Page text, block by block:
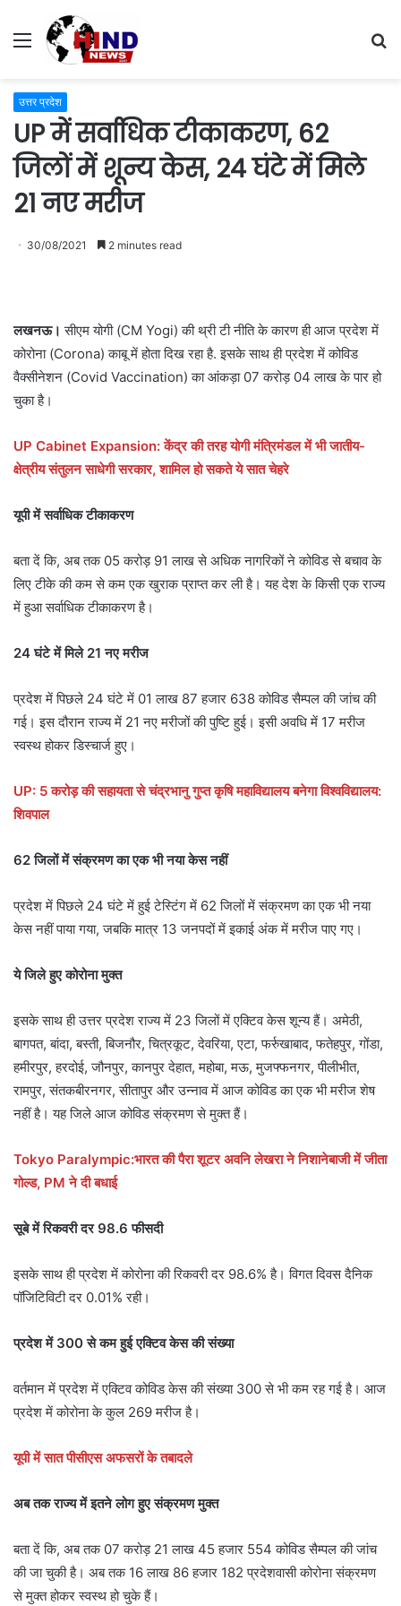
Menu
उत्तर प्रदेश
UP में सर्वाधिक टीकाकरण, 62
जिलों में शून्य केस, 24 घंटे में मिले
21 नए मरीज
30/08/2021 2 minutes read
लखनऊ।सीएम योगी (CM Yogi) की थ्री टी नीति के कारण ही आज प्रदेश में
कोरोना (Corona) काबू में होता दिख रहा है. इसके साथ ही प्रदेश में कोविड
वैक्सीनेशन (Covid Vaccination) का आंकड़ा 07 करोड़ 04 लाख के पार हो
चुका है।
UP Cabinet Expansion: केंद्र की तरह योगी मंत्रिमंडल में भी जातीय-
क्षेत्रीय संतुलन साधेगी सरकार, शामिल हो सकते ये सात चेहरे
यूपी में सर्वाधिक टीकाकरण
बता दें कि, अब तक 05 करोड़ 91 लाख से अधिक नागरिकों ने कोविड से बचाव के
लिए टीके की कम से कम एक खुराक प्राप्त कर ली है। यह देश के किसी एक राज्य
में हुआ सर्वाधिक टीकाकरण है।
24 घंटे में मिले 21 नए मरीज
प्रदेश में पिछले 24 घंटे में 01 लाख 87 हजार 638 कोविड सैम्पल की जांच की
गई। इस दौरान राज्य में 21 नए मरीजों की पुष्टि हुई। इसी अवधि में 17 मरीज
स्वस्थ होकर डिस्चार्ज हुए।
UP: 5 करोड़ की सहायता से चंद्रभानु गुप्त कृषि महाविद्यालय बनेगा विश्वविद्यालय:
शिवपाल
62 जिलों में संक्रमण का एक भी नया केस नहीं
प्रदेश में पिछले 24 घंटे में हुई टेस्टिंग में 62 जिलों में संक्रमण का एक भी नया
केस नहीं पाया गया, जबकि मात्र 13 जनपदों में इकाई अंक में मरीज पाए गए।
ये जिले हुए कोरोना मुक्त
इसके साथ ही उत्तर प्रदेश राज्य में 23 जिलों में एक्टिव केस शून्य हैं। अमेठी,
बागपत, बांदा, बस्ती, बिजनौर, चित्रकूट, देवरिया, एटा, फर्रुखाबाद, फतेहपुर, गोंडा,
हमीरपुर, हरदोई, जौनपुर, कानपुर देहात, महोबा, मऊ, मुजफ्फनगर, पीलीभीत,
रामपुर, संतकबीरनगर, सीतापुर और उन्नाव में आज कोविड का एक भी मरीज शेष
नहीं है। यह जिले आज कोविड संक्रमण से मुक्त हैं।
Tokyo Paralympic:भारत की पैरा शूटर अवनि लेखरा ने निशानेबाजी में जीता
गोल्ड, PM ने दी बधाई
सूबे में रिकवरी दर 98.6 फीसदी
इसके साथ ही प्रदेश में कोरोना की रिकवरी दर 98.6% है। विगत दिवस दैनिक
पॉजिटिविटी दर 0.01% रही।
प्रदेश में 300 से कम हुई एक्टिव केस की संख्या
वर्तमान में प्रदेश में एक्टिव कोविड केस की संख्या 300 से भी कम रह गई है। आज
प्रदेश में कोरोना के कुल 269 मरीज है।
यूपी में सात पीसीएस अफसरों के तबादले
अब तक राज्य में इतने लोग हुए संक्रमण मुक्त
बता दें कि, अब तक 07 करोड़ 21 लाख 45 हजार 554 कोविड सैम्पल की जांच
की जा चुकी है। अब तक 16 लाख 86 हजार 182 प्रदेशवासी कोरोना संक्रमण
से मुक्त होकर स्वस्थ हो चुके हैं।